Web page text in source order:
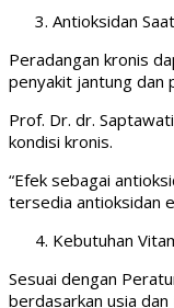
Antioksidan
Peradangan kronis
penyakit jantung dan
Prof. Dr. dr.
kondisi kronis.
“Efek sebagai
tersedia antioksidan
Kebutuhan
Sesuai dengan
berdasarkan usia